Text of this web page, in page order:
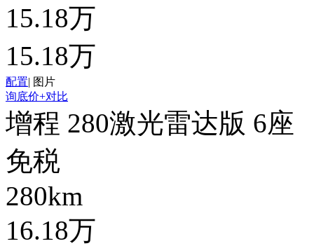
15.18万
15.18万
配置| 图片
询底价+对比
增程 280激光雷达版 6座
免税
280km
16.18万